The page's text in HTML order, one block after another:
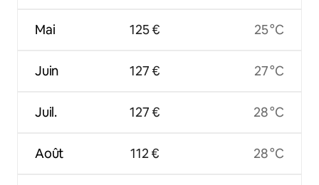
Mai
Juin
Juil.
Août
125 €
127 €
127 €
112 €
25 °C
27 °C
28 °C
28 °C